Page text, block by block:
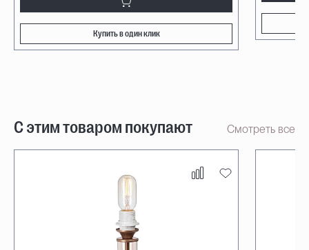
Купить в один клик
С этим товаром покупают Смотреть все